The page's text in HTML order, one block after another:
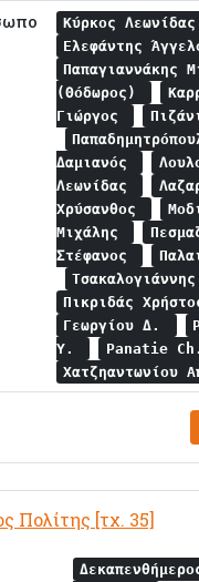
Κύρκος Λεωνίδας
Ελεφάντης
Παπαγιαννάκης
(Θόδωρος)
Γιώργος
Δαμιανός
Λεωνίδας
Χρύσανθος
Μιχάλης
Στέφανος
Πικριδάς
Γεωργίου Δ.
Y.
Panatie
Χατζηαντωνίου
Πολίτης [τχ. 35]